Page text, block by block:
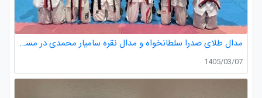
مدال طلای صدرا سلطانخواه و مدال نقره سامیار محمدی در مسابقات قهرمانی نونهالان استان گیلان
1405/03/07